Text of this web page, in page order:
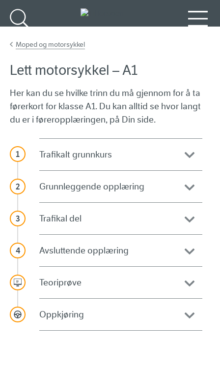
Moped og motorsykkel
Lett motorsykkel – A1
Her kan du se hvilke trinn du må gjennom for å ta
førerkort for klasse A1. Du kan alltid se hvor langt
du er i føreropplæringen, på Din side.
Trafikalt grunnkurs
Grunnleggende opplæring
Trafikal del
Avsluttende opplæring
Teoriprøve
Oppkjøring